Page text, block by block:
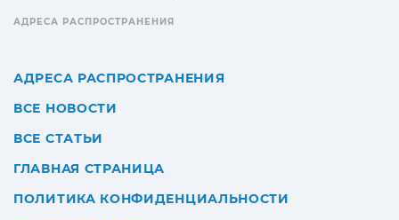
АДРЕСА РАСПРОСТРАНЕНИЯ
АДРЕСА РАСПРОСТРАНЕНИЯ
ВСЕ НОВОСТИ
ВСЕ СТАТЬИ
ГЛАВНАЯ СТРАНИЦА
ПОЛИТИКА КОНФИДЕНЦИАЛЬНОСТИ